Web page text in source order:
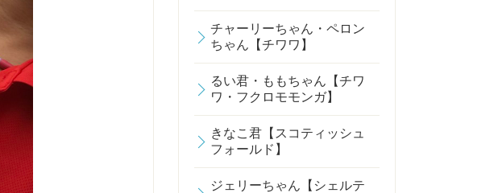
チャーリーちゃん・ペロン
ちゃん【チワワ】
るい君・ももちゃん【チワ
ワ・フクロモモンガ】
きなこ君【スコティッシュ
フォールド】
ジェリーちゃん【シェルテ